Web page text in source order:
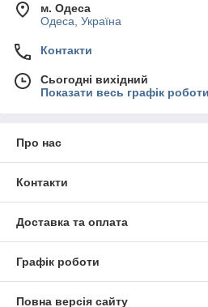
м. Одеса
Одеса, Україна
Контакти
Сьогодні вихідний
Показати весь графік роботи
Про нас
Контакти
Доставка та оплата
Графік роботи
Повна версія сайту